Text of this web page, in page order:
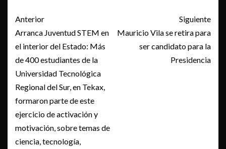
Post
navigation
Anterior
Arranca Juventud STEM en
el interior del Estado: Más
de 400 estudiantes de la
Universidad Tecnológica
Regional del Sur, en Tekax,
formaron parte de este
ejercicio de activación y
motivación, sobre temas de
ciencia, tecnología,
Siguiente
Mauricio Vila se retira para
ser candidato para la
Presidencia